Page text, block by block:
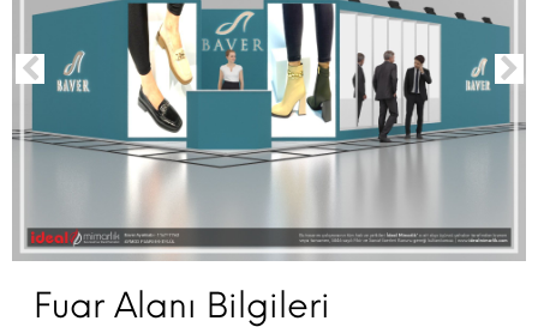
Fuar Alanı Bilgileri